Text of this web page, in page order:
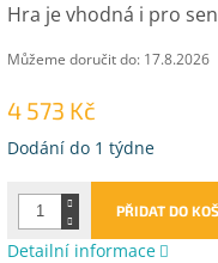
4 573 Kč
Měrná
Dodání do 1 týdne
Můžeme doručit do: 17.8.2026
PŘIDAT DO
Hra je vhodná i pro
Detailní informace